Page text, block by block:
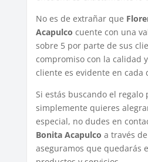
No es de extrañar que
Acapulco cuente con una
sobre 5 por parte de sus
compromiso con la calidad
cliente es evidente en cada
Si estás buscando el regalo
simplemente quieres
especial, no dudes en
Bonita Acapulco a través
aseguramos que quedarás